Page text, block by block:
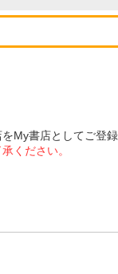
書店としてご登
ください。